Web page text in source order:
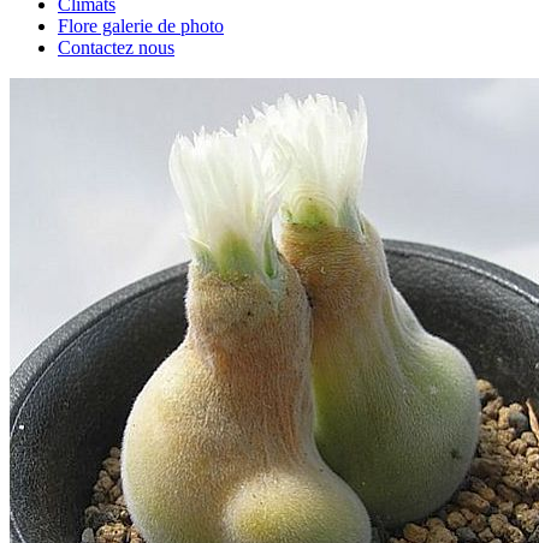
Flore galerie de photo
Contactez nous